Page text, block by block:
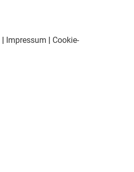
| Impressum | Cookie-